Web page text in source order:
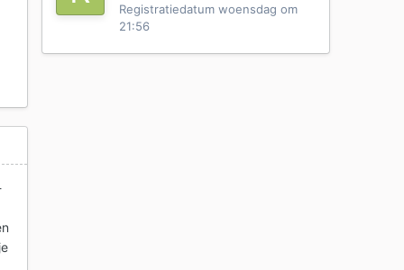
Registratiedatum woensdag om
21:56